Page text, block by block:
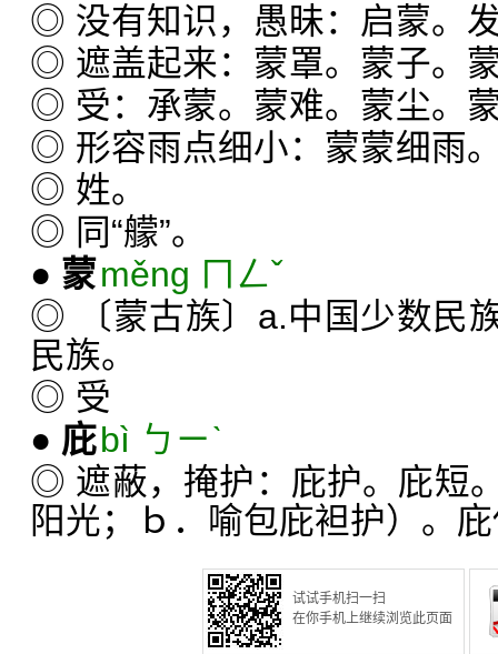
◎ 没有知识，愚昧：启蒙。
◎ 遮盖起来：蒙罩。蒙子。
◎ 受：承蒙。蒙难。蒙尘。
◎ 形容雨点细小：蒙蒙细雨
◎ 姓。
◎ 同“艨”。
● 蒙měng ㄇㄥˇ
◎ 〔蒙古族〕a.中国少数民
民族。
◎ 受
● 庇bì ㄅㄧˋ
◎ 遮蔽，掩护：庇护。庇短
阳光；ｂ．喻包庇袒护）。
试试手机扫一扫
在你手机上继续浏览此页面